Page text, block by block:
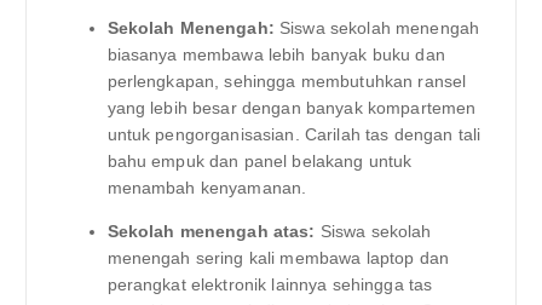
Sekolah Menengah: Siswa sekolah menengah
biasanya membawa lebih banyak buku dan
perlengkapan, sehingga membutuhkan ransel
yang lebih besar dengan banyak kompartemen
untuk pengorganisasian. Carilah tas dengan tali
bahu empuk dan panel belakang untuk
menambah kenyamanan.
Sekolah menengah atas: Siswa sekolah
menengah sering kali membawa laptop dan
perangkat elektronik lainnya sehingga tas